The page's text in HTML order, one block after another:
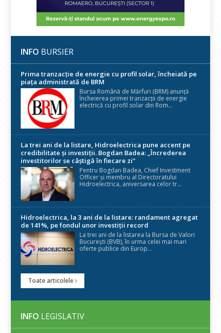
INFO BURSIER
Prima tranzacție de energie cu profil solar, încheiată pe
piața administrată de BRM
Bursa Română de Mărfuri (BRM) anunță
încheierea primei tranzacții de energie
electrică cu profil solar din Rom...
La trei ani de la listare, Hidroelectrica pune accent pe
credibilitate și investiții. Bogdan Badea: „Încrederea
investitorilor se câștigă în fiecare zi”
Pentru Bogdan Badea, Chief Investment
Officer și membru al Directoratului
Hidroelectrica, aniversarea celor tr...
Hidroelectrica, la 3 ani de la listare: randament agregat
de 141%, pe fondul unor investiții record
La trei ani de la listarea la Bursa de Valori
București (BVB), în urma celei mai mari
oferte publice din Europ...
Toate articolele
INFO LEGISLATIV